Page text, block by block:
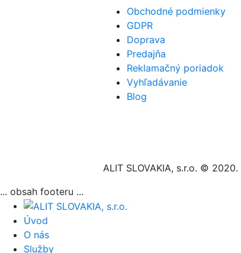
Obchodné podmienky
GDPR
Doprava
Predajňa
Reklamačný poriadok
Vyhľadávanie
Blog
ALIT SLOVAKIA, s.r.o. © 2020.
... obsah footeru ...
Úvod
O nás
Služby